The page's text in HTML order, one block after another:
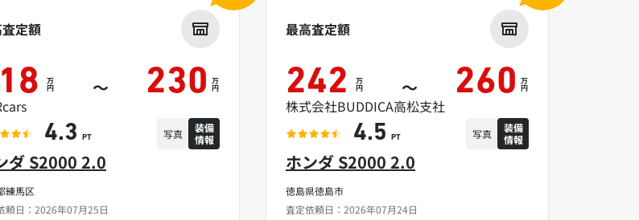
練馬区
頼日：2026年07月25日
ダ S2000 2.0
定額
万
円 ～ 230 万
円
4.3 PT 写真
装備
情報
徳島県徳島市
査定依頼日：2026年07月24日
ホンダ S2000 2.0
最高査定額
242 万
円 ～ 260 万
円
株式会社BUDDICA高松支社
4.5 PT 写真
装備
情報